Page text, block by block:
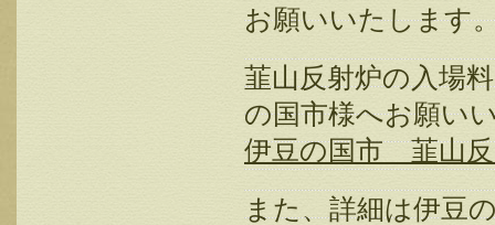
お願いいたします
韮山反射炉の入場
の国市様へお願い
伊豆の国市 韮山反
また、詳細は伊豆